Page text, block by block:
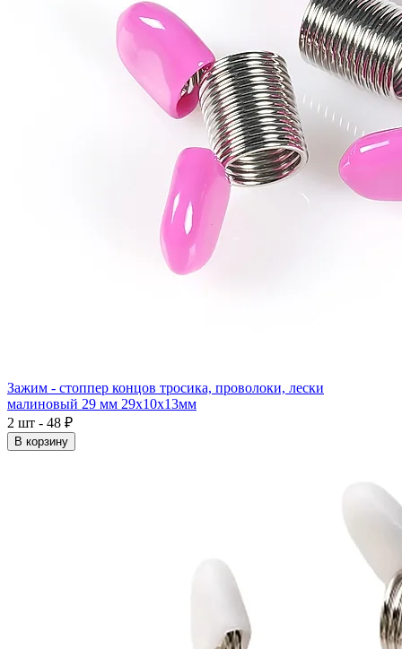
Зажим - стоппер концов тросика, проволоки, лески
малиновый 29 мм 29x10x13мм
2 шт - 48 ₽
В корзину